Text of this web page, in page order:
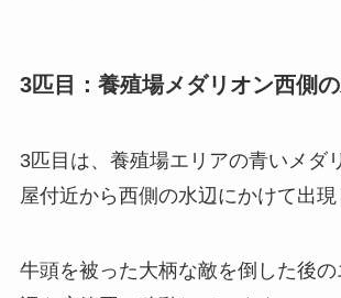
3匹目：養殖場メダリオン西側
3匹目は、養殖場エリアの青いメダ
屋付近から西側の水辺にかけて出現
牛頭を被った大柄な敵を倒した後